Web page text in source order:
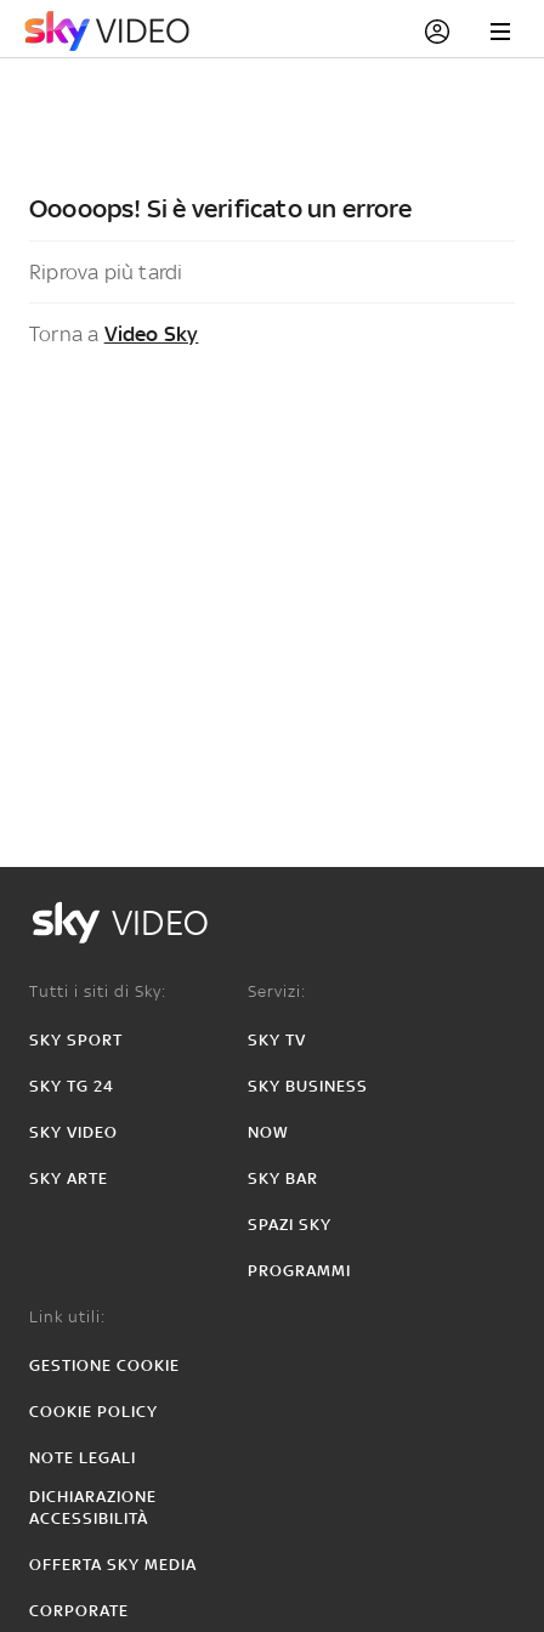
Ooooops! Si è verificato un errore
Riprova più tardi
Torna a Video Sky
VIDEO
Tutti i siti di Sky:
SKY SPORT
SKY TG 24
SKY VIDEO
SKY ARTE
Servizi:
SKY TV
SKY BUSINESS
NOW
SKY BAR
SPAZI SKY
PROGRAMMI
Link utili:
GESTIONE COOKIE
COOKIE POLICY
NOTE LEGALI
DICHIARAZIONE
ACCESSIBILITÀ
OFFERTA SKY MEDIA
CORPORATE